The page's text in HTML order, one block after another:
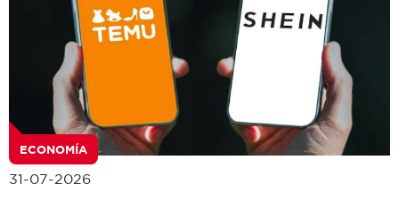
ECONOMÍA
31-07-2026